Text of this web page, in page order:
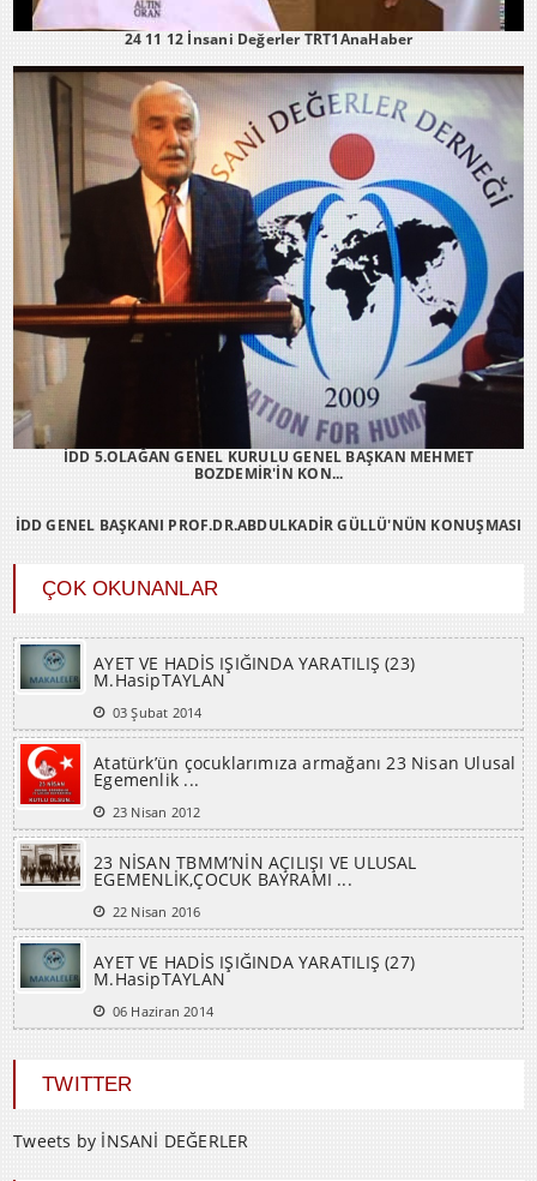
24 11 12 İnsani Değerler TRT1AnaHaber
İDD 5.OLAĞAN GENEL KURULU GENEL BAŞKAN MEHMET
BOZDEMİR'İN KON...
İDD GENEL BAŞKANI PROF.DR.ABDULKADİR GÜLLÜ'NÜN KONUŞMASI
ÇOK OKUNANLAR
AYET VE HADİS IŞIĞINDA YARATILIŞ (23)
M.HasipTAYLAN
03 Şubat 2014
Atatürk’ün çocuklarımıza armağanı 23 Nisan Ulusal
Egemenlik ...
23 Nisan 2012
23 NİSAN TBMM’NİN AÇILIŞI VE ULUSAL
EGEMENLİK,ÇOCUK BAYRAMI ...
22 Nisan 2016
AYET VE HADİS IŞIĞINDA YARATILIŞ (27)
M.HasipTAYLAN
06 Haziran 2014
TWITTER
Tweets by İNSANİ DEĞERLER